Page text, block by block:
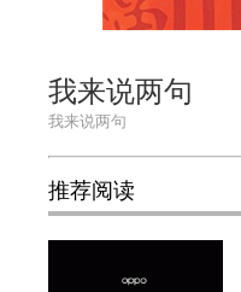
我来说两句
推荐阅读